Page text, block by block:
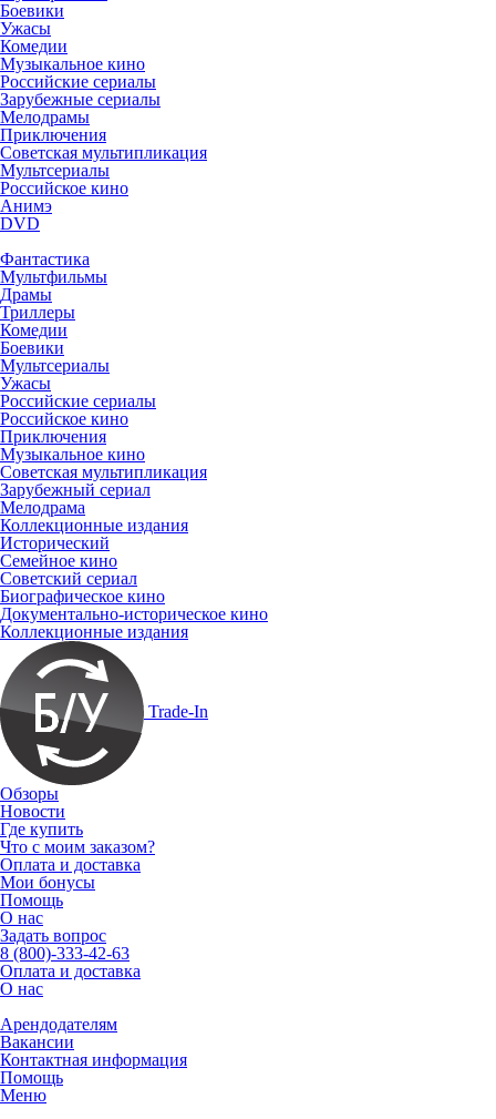
Боевики
Ужасы
Комедии
Музыкальное кино
Российские сериалы
Зарубежные сериалы
Мелодрамы
Приключения
Советская мультипликация
Мультсериалы
Российское кино
Анимэ
DVD
Фантастика
Мультфильмы
Драмы
Триллеры
Комедии
Боевики
Мультсериалы
Ужасы
Российские сериалы
Российское кино
Приключения
Музыкальное кино
Советская мультипликация
Зарубежный сериал
Мелодрама
Коллекционные издания
Исторический
Семейное кино
Советский сериал
Биографическое кино
Документально-историческое кино
Коллекционные издания
Trade-In
Обзоры
Новости
Где купить
Что с моим заказом?
Оплата и доставка
Мои бонусы
Помощь
О нас
Задать вопрос
8 (800)-333-42-63
Оплата и доставка
О нас
Арендодателям
Вакансии
Контактная информация
Помощь
Меню